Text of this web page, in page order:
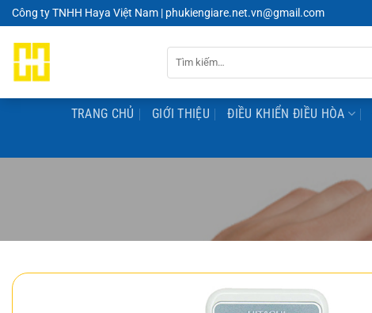
Chuyển
đến
dung
Công ty TNHH Haya Việt Nam | phukiengiare.net.vn@gmail.com
kiếm:
TRANG CHỦ GIỚI THIỆU ĐIỀU KHIỂN ĐIỀU HÒA